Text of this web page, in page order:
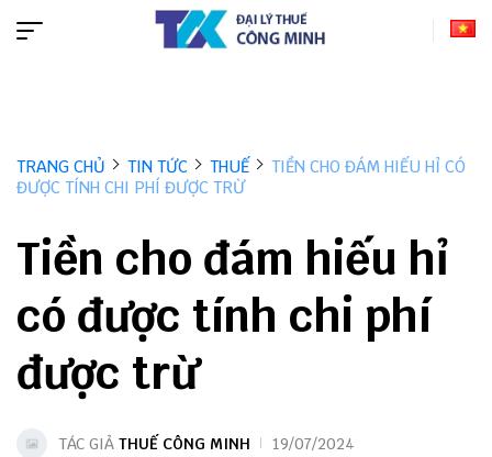
TRANG CHỦ TIN TỨC THUẾ
TIỀN CHO ĐÁM HIẾU HỈ CÓ
ĐƯỢC TÍNH CHI PHÍ ĐƯỢC TRỪ
Tiền cho đám hiếu hỉ
có được tính chi phí
được trừ
TÁC GIẢ THUẾ CÔNG MINH 19/07/2024